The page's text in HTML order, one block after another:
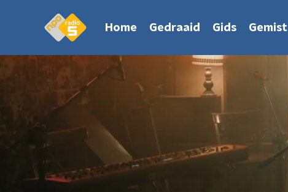
Home Gedraaid Gids Gemist